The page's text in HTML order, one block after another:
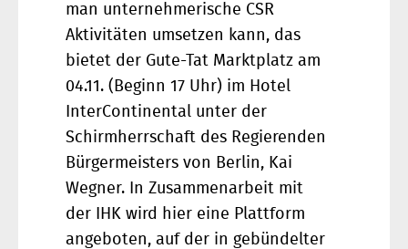
man unternehmerische CSR
Aktivitäten umsetzen kann, das
bietet der Gute-Tat Marktplatz am
04.11. (Beginn 17 Uhr) im Hotel
InterContinental unter der
Schirmherrschaft des Regierenden
Bürgermeisters von Berlin, Kai
Wegner. In Zusammenarbeit mit
der IHK wird hier eine Plattform
angeboten, auf der in gebündelter